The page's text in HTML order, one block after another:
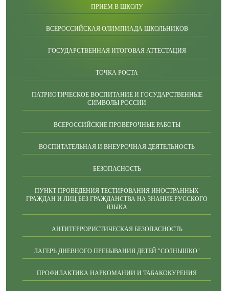
ПРИЕМ В ШКОЛУ
ВСЕРОССИЙСКАЯ ОЛИМПИАДА ШКОЛЬНИКОВ
ГОСУДАРСТВЕННАЯ ИТОГОВАЯ АТТЕСТАЦИЯ
ТОЧКА РОСТА
ПАТРИОТИЧЕСКОЕ ВОСПИТАНИЕ И ГОСУДАРСТВЕННЫЕ
СИМВОЛЫ РОССИИ
ВСЕРОССИЙСКИЕ ПРОВЕРОЧНЫЕ РАБОТЫ
ВОСПИТАТЕЛЬНАЯ И ВНЕУРОЧНАЯ ДЕЯТЕЛЬНОСТЬ
БЕЗОПАСНОСТЬ
ПУНКТ ПРОВЕДЕНИЯ ТЕСТИРОВАНИЯ ИНОСТРАННЫХ
ГРАЖДАН И ЛИЦ БЕЗ ГРАЖДАНСТВА НА ЗНАНИЕ РУССКОГО
ЯЗЫКА
АНТИТЕРРОРИСТИЧЕСКАЯ БЕЗОПАСНОСТЬ
ЛАГЕРЬ ДНЕВНОГО ПРЕБЫВАНИЯ ДЕТЕЙ "СОЛНЫШКО"
ПРОФИЛАКТИКА НАРКОМАНИИ И ТАБАКОКУРЕНИЯ